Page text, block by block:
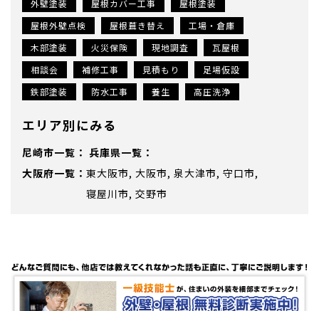
外壁塗装 屋根カバー工事
屋根塗装
屋根外壁点検
屋根葺き替え
工場・倉庫
木部塗装
火災保険 現地調査
瓦屋根
相談会
補修工事 見積もり
足場仮設
鉄部塗装
防水工事 養生 高圧洗浄
エリア別にみる
尼崎市
兵庫県
大阪府
東大阪市 大阪市 泉大津市 守口市
寝屋川市 交野市